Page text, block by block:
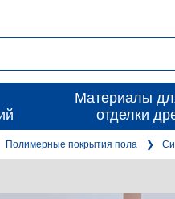
Материалы
отделки
Полимерные покрытия пола